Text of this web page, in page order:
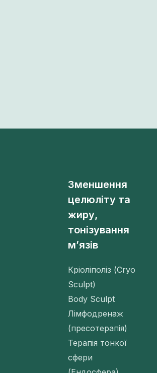
Зменшення
целюліту та
жиру,
тонізування
м’язів
Кріоліполіз (Cryo
Sculpt)
Body Sculpt
Лімфодренаж
(пресотерапія)
Терапія тонкої
сфери